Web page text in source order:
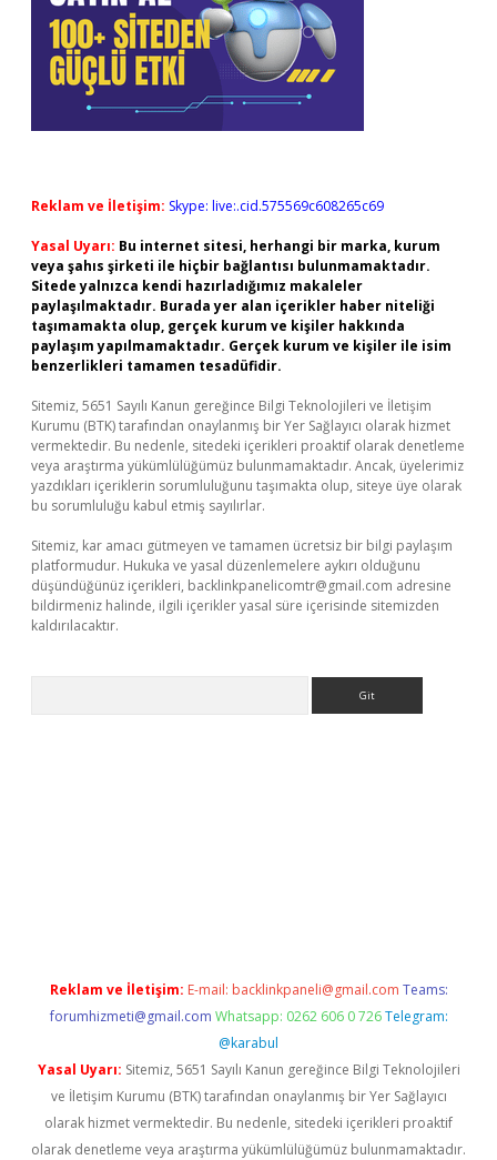
Reklam ve İletişim: Skype: live:.cid.575569c608265c69
Yasal Uyarı: Bu internet sitesi, herhangi bir marka, kurum
veya şahıs şirketi ile hiçbir bağlantısı bulunmamaktadır.
Sitede yalnızca kendi hazırladığımız makaleler
paylaşılmaktadır. Burada yer alan içerikler haber niteliği
taşımamakta olup, gerçek kurum ve kişiler hakkında
paylaşım yapılmamaktadır. Gerçek kurum ve kişiler ile isim
benzerlikleri tamamen tesadüfidir.
Sitemiz, 5651 Sayılı Kanun gereğince Bilgi Teknolojileri ve İletişim
Kurumu (BTK) tarafından onaylanmış bir Yer Sağlayıcı olarak hizmet
vermektedir. Bu nedenle, sitedeki içerikleri proaktif olarak denetleme
veya araştırma yükümlülüğümüz bulunmamaktadır. Ancak, üyelerimiz
yazdıkları içeriklerin sorumluluğunu taşımakta olup, siteye üye olarak
bu sorumluluğu kabul etmiş sayılırlar.
Sitemiz, kar amacı gütmeyen ve tamamen ücretsiz bir bilgi paylaşım
platformudur. Hukuka ve yasal düzenlemelere aykırı olduğunu
düşündüğünüz içerikleri, backlinkpanelicomtr@gmail.com adresine
bildirmeniz halinde, ilgili içerikler yasal süre içerisinde sitemizden
kaldırılacaktır.
Reklam ve İletişim: E-mail: backlinkpaneli@gmail.com Teams:
forumhizmeti@gmail.com Whatsapp: 0262 606 0 726 Telegram:
@karabul
Yasal Uyarı: Sitemiz, 5651 Sayılı Kanun gereğince Bilgi Teknolojileri
ve İletişim Kurumu (BTK) tarafından onaylanmış bir Yer Sağlayıcı
olarak hizmet vermektedir. Bu nedenle, sitedeki içerikleri proaktif
olarak denetleme veya araştırma yükümlülüğümüz bulunmamaktadır.